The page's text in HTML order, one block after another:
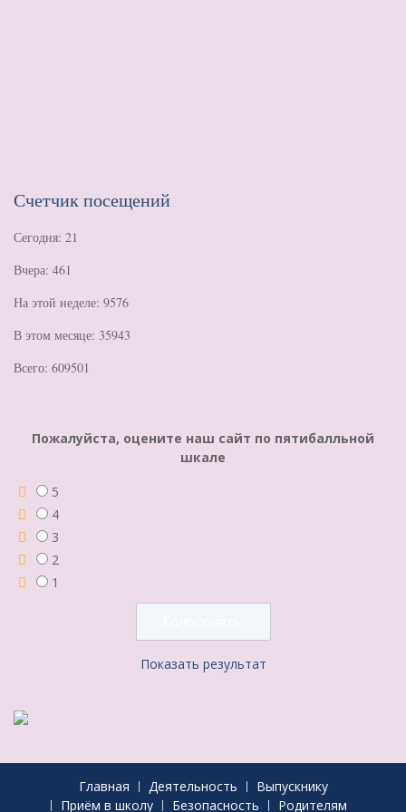
Счетчик посещений
Сегодня: 21
Вчера: 461
На этой неделе: 9576
В этом месяце: 35943
Всего: 609501
Пожалуйста, оцените наш сайт по пятибалльной
шкале
5
4
3
2
1
Показать результат
Главная Деятельность
Выпускнику
Приём в школу
Безопасность Родителям